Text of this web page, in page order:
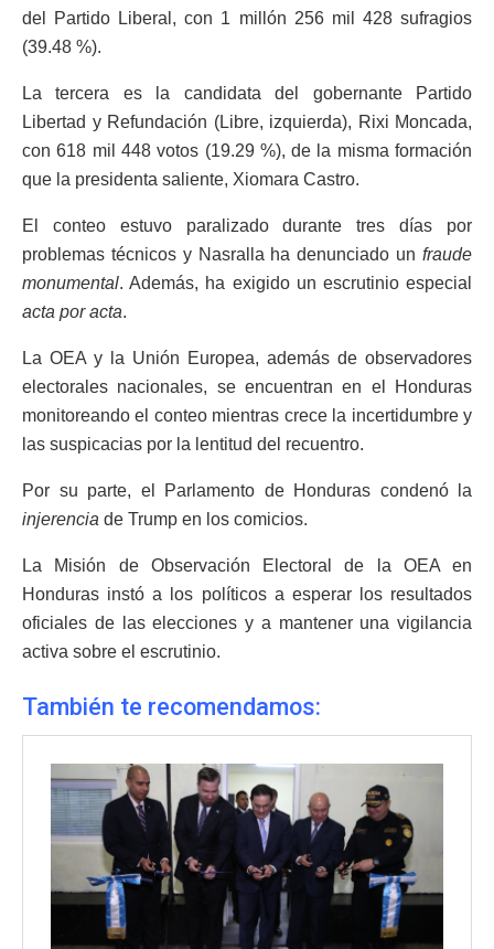
del Partido Liberal, con 1 millón 256 mil 428 sufragios
(39.48 %).
La tercera es la candidata del gobernante Partido
Libertad y Refundación (Libre, izquierda), Rixi Moncada,
con 618 mil 448 votos (19.29 %), de la misma formación
que la presidenta saliente, Xiomara Castro.
El conteo estuvo paralizado durante tres días por
problemas técnicos y Nasralla ha denunciado un fraude
monumental. Además, ha exigido un escrutinio especial
acta por acta.
La OEA y la Unión Europea, además de observadores
electorales nacionales, se encuentran en el Honduras
monitoreando el conteo mientras crece la incertidumbre y
las suspicacias por la lentitud del recuentro.
Por su parte, el Parlamento de Honduras condenó la
injerencia de Trump en los comicios.
La Misión de Observación Electoral de la OEA en
Honduras instó a los políticos a esperar los resultados
oficiales de las elecciones y a mantener una vigilancia
activa sobre el escrutinio.
También te recomendamos: